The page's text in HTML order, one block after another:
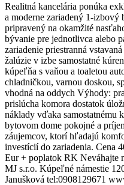
Realitná kancelária ponúka
a moderne zariadený 1-
pripravený na okamžité
bývanie pre jednotlivca alebo
zariadenie priestranná
žalúzie v izbe samostatné
kúpeľňa s vaňou a toaletou
chladničkou, varnou doskou,
vhodná na oddych Výhody:
prislúcha komora dostatok
náklady vďaka samostatnému
bytovom dome pokojné a
záujemcov, ktorí hľadajú
investícií do zariadenia. Cena
Eur + poplatok RK
MJ s.r.o. Kúpeľné námestie
Janušková tel:0908129671